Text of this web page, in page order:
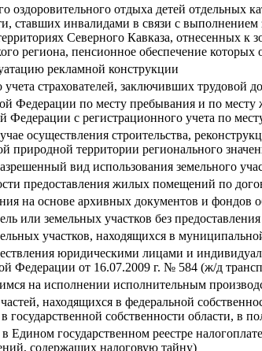
оздоровительного отдыха детей
ставших инвалидами в связи с выполнением
Северного Кавказа, отнесенных к
региона, пенсионное обеспечение
рекламной конструкции
страхователей, заключивших трудовой
Федерации по месту пребывания и по
Федерации с регистрационного учета по
осуществления строительства,
природной территории регионального
вид использования земельного
предоставления жилых помещений по
на основе архивных документов и фондов
или земельных участков без
участков, находящихся в
юридическими лицами и
Федерации от 16.07.2009 г. № 584 (ж/д
на исполнении исполнительным
находящихся в федеральной
государственной собственности области,
Едином государственном реестре
содержащих налоговую тайну)